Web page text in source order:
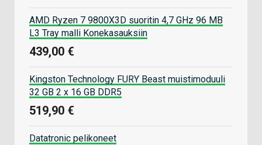
AMD Ryzen 7 9800X3D suoritin 4,7 GHz 96 MB
L3 Tray malli Konekasauksiin
439,00 €
Kingston Technology FURY Beast muistimoduuli
32 GB 2 x 16 GB DDR5
519,90 €
Datatronic pelikoneet